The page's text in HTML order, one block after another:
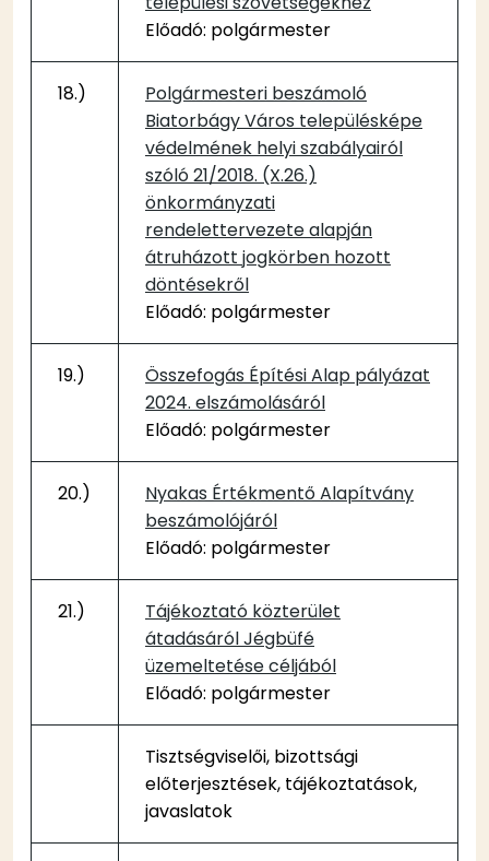
Előadó: polgármester
18.)
Polgármesteri beszámoló
Biatorbágy Város településképe
védelmének helyi szabályairól
szóló 21/2018. (X.26.)
önkormányzati
rendelettervezete alapján
átruházott jogkörben hozott
döntésekről
Előadó: polgármester
19.)
Összefogás Építési Alap pályázat
2024. elszámolásáról
Előadó: polgármester
20.)
Nyakas Értékmentő Alapítvány
beszámolójáról
Előadó: polgármester
21.)
Tájékoztató közterület
átadásáról Jégbüfé
üzemeltetése céljából
Előadó: polgármester
Tisztségviselői, bizottsági
előterjesztések, tájékoztatások,
javaslatok